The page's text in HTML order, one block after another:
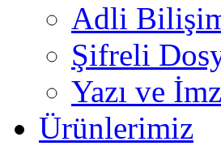
Adli
Şifreli
Yazı ve
Ürünlerimiz